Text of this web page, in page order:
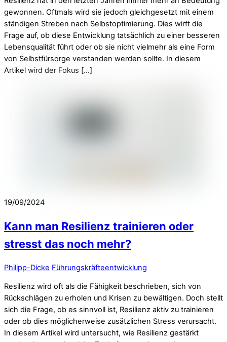
gewonnen. Oftmals wird sie jedoch gleichgesetzt mit einem
ständigen Streben nach Selbstoptimierung. Dies wirft die
Frage auf, ob diese Entwicklung tatsächlich zu einer besseren
Lebensqualität führt oder ob sie nicht vielmehr als eine Form
von Selbstfürsorge verstanden werden sollte. In diesem
Artikel wird der Fokus […]
19/09/2024
Kann man Resilienz trainieren oder
stresst das noch mehr?
Philipp-Dicke Führungskräfteentwicklung
Resilienz wird oft als die Fähigkeit beschrieben, sich von
Rückschlägen zu erholen und Krisen zu bewältigen. Doch stellt
sich die Frage, ob es sinnvoll ist, Resilienz aktiv zu trainieren
oder ob dies möglicherweise zusätzlichen Stress verursacht.
In diesem Artikel wird untersucht, wie Resilienz gestärkt